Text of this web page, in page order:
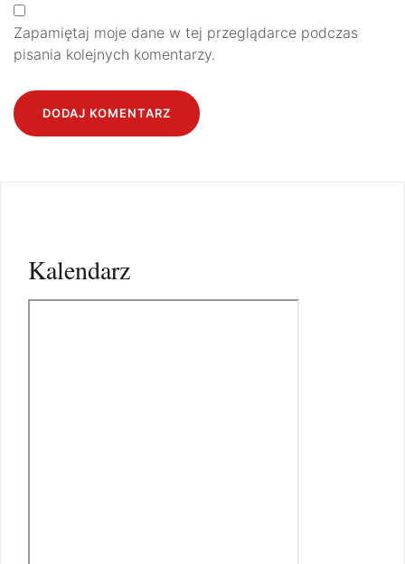
Zapamiętaj moje dane w tej przeglądarce podczas
pisania kolejnych komentarzy.
Kalendarz